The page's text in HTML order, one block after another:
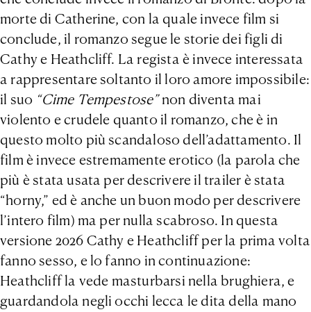
morte di Catherine, con la quale invece film si
conclude, il romanzo segue le storie dei figli di
Cathy e Heathcliff. La regista è invece interessata
a rappresentare soltanto il loro amore impossibile:
il suo “Cime Tempestose”non diventa mai
violento e crudele quanto il romanzo, che è in
questo molto più scandaloso dell’adattamento. Il
film è invece estremamente erotico (la parola che
più è stata usata per descrivere il trailer è stata
“horny,” ed è anche un buon modo per descrivere
l’intero film) ma per nulla scabroso. In questa
versione 2026 Cathy e Heathcliff per la prima volta
fanno sesso, e lo fanno in continuazione:
Heathcliff la vede masturbarsi nella brughiera, e
guardandola negli occhi lecca le dita della mano